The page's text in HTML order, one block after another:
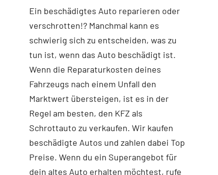
Ein beschädigtes Auto reparieren oder
verschrotten!? Manchmal kann es
schwierig sich zu entscheiden, was zu
tun ist, wenn das Auto beschädigt ist.
Wenn die Reparaturkosten deines
Fahrzeugs nach einem Unfall den
Marktwert übersteigen, ist es in der
Regel am besten, den KFZ als
Schrottauto zu verkaufen. Wir kaufen
beschädigte Autos und zahlen dabei Top
Preise. Wenn du ein Superangebot für
dein altes Auto erhalten möchtest, rufe